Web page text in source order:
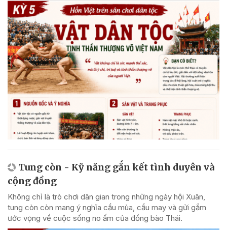
Tung còn - Kỹ năng gắn kết tình duyên và
cộng đồng
Không chỉ là trò chơi dân gian trong những ngày hội Xuân,
tung còn còn mang ý nghĩa cầu mùa, cầu may và gửi gắm
ước vọng về cuộc sống no ấm của đồng bào Thái.